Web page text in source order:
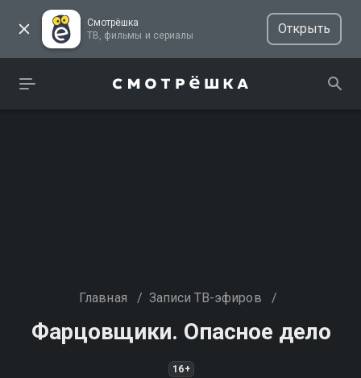
Смотрёшка
ТВ, фильмы и сериалы
Открыть
Главная / Записи ТВ-эфиров /
Фарцовщики. Опасное дело
16+